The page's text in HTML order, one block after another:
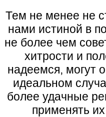
Тем не менее не
нами истиной в
не более чем
хитрости и
надеемся, могут
идеальном
более удачные
применять